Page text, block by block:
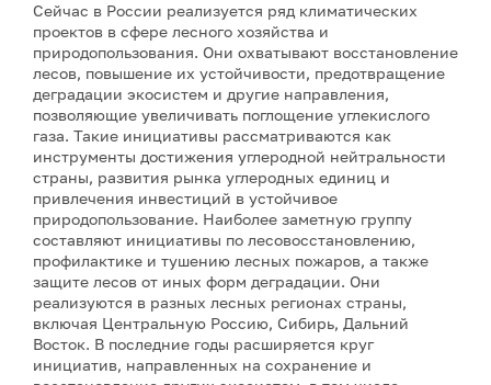
Сейчас в России реализуется ряд климатических
проектов в сфере лесного хозяйства и
природопользования. Они охватывают восстановление
лесов, повышение их устойчивости, предотвращение
деградации экосистем и другие направления,
позволяющие увеличивать поглощение углекислого
газа. Такие инициативы рассматриваются как
инструменты достижения углеродной нейтральности
страны, развития рынка углеродных единиц и
привлечения инвестиций в устойчивое
природопользование. Наиболее заметную группу
составляют инициативы по лесовосстановлению,
профилактике и тушению лесных пожаров, а также
защите лесов от иных форм деградации. Они
реализуются в разных лесных регионах страны,
включая Центральную Россию, Сибирь, Дальний
Восток. В последние годы расширяется круг
инициатив, направленных на сохранение и